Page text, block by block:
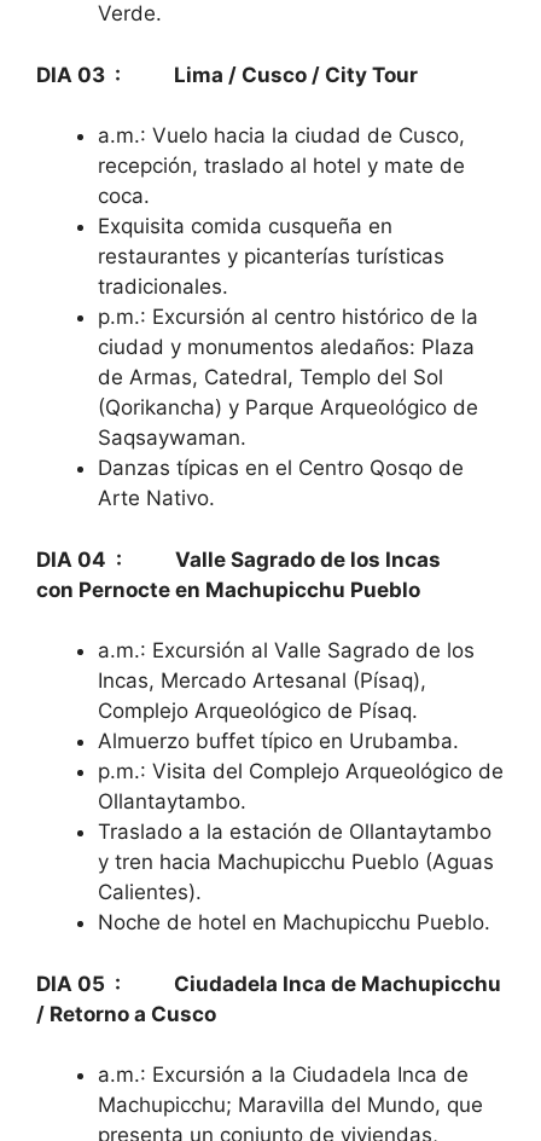
Verde.
DIA 03 : Lima / Cusco / City Tour
a.m.: Vuelo hacia la ciudad de Cusco,
recepción, traslado al hotel y mate de
coca.
Exquisita comida cusqueña en
restaurantes y picanterías turísticas
tradicionales.
p.m.: Excursión al centro histórico de la
ciudad y monumentos aledaños: Plaza
de Armas, Catedral, Templo del Sol
(Qorikancha) y Parque Arqueológico de
Saqsaywaman.
Danzas típicas en el Centro Qosqo de
Arte Nativo.
DIA 04 : Valle Sagrado de los Incas
con Pernocte en Machupicchu Pueblo
a.m.: Excursión al Valle Sagrado de los
Incas, Mercado Artesanal (Písaq),
Complejo Arqueológico de Písaq.
Almuerzo buffet típico en Urubamba.
p.m.: Visita del Complejo Arqueológico de
Ollantaytambo.
Traslado a la estación de Ollantaytambo
y tren hacia Machupicchu Pueblo (Aguas
Calientes).
Noche de hotel en Machupicchu Pueblo.
DIA 05 : Ciudadela Inca de Machupicchu
/ Retorno a Cusco
a.m.: Excursión a la Ciudadela Inca de
Machupicchu; Maravilla del Mundo, que
presenta un conjunto de viviendas,